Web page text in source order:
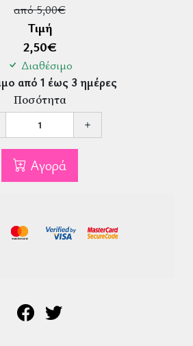
από 5,00€
Τιμή
2,50€
Διαθέσιμο
από 1 έως 3 ημέρες
Ποσότητα
Αγορά